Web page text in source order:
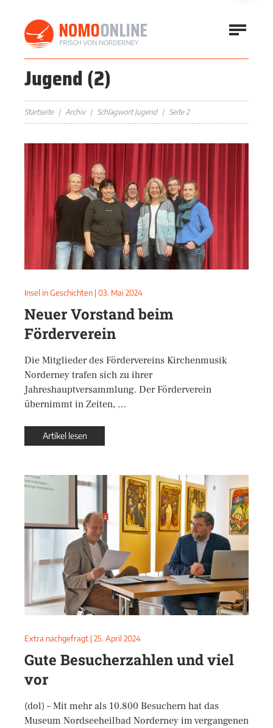
Jugend(2)
Startseite Archiv Schlagwort Jugend Seite 2
Insel in Geschichten | 03. Mai 2024
Neuer Vorstand beim
Förderverein
Die Mitglieder des Fördervereins Kirchenmusik
Norderney trafen sich zu ihrer
Jahreshauptversammlung. Der Förderverein
übernimmt in Zeiten, …
Artikel lesen
Extra nachgefragt | 25. April 2024
Gute Besucherzahlen und viel
vor
(dol) – Mit mehr als 10.800 Besuchern hat das
Museum Nordseeheilbad Norderney im vergangenen